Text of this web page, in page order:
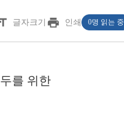
글자크기 print 인쇄 0명 읽는 중
를 위한